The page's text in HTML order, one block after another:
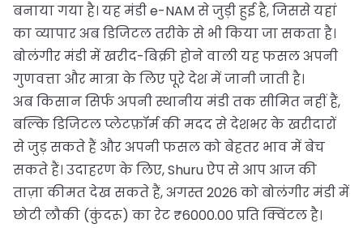
बनाया गया है। यह मंडी e-NAM से जुड़ी हुई है, जिससे यहां
का व्यापार अब डिजिटल तरीके से भी किया जा सकता है।
बोलंगीर मंडी में खरीद-बिक्री होने वाली यह फसल अपनी
गुणवत्ता और मात्रा के लिए पूरे देश में जानी जाती है।
अब किसान सिर्फ अपनी स्थानीय मंडी तक सीमित नहीं हैं,
बल्कि डिजिटल प्लेटफ़ॉर्म की मदद से देशभर के खरीदारों
से जुड़ सकते हैं और अपनी फसल को बेहतर भाव में बेच
सकते हैं। उदाहरण के लिए, Shuru ऐप से आप आज की
ताज़ा कीमत देख सकते हैं, अगस्त 2026 को बोलंगीर मंडी में
छोटी लौकी (कुंदरू) का रेट ₹6000.00 प्रति क्विंटल है।